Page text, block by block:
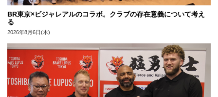
BR東京×ビジャレアルのコラボ。クラブの存在意義について考え
る
2026年8月6日(木)